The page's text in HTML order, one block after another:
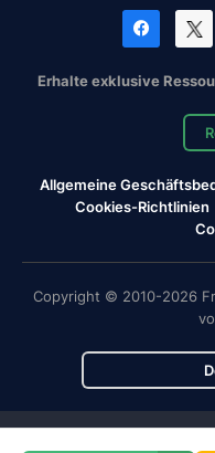
Erhalte exklusive
Allgemeine
Cookies-Richtlinien
Copyright © 2010-2026